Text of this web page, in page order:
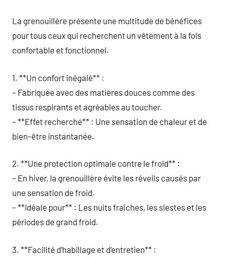
La grenouillère présente une multitude de bénéfices
pour tous ceux qui recherchent un vêtement à la fois
confortable et fonctionnel.
1. **Un confort inégalé** :
– Fabriquée avec des matières douces comme des
tissus respirants et agréables au toucher.
– **Effet recherché** : Une sensation de chaleur et de
bien-être instantanée.
2. **Une protection optimale contre le froid** :
– En hiver, la grenouillère évite les réveils causés par
une sensation de froid.
– **Idéale pour** : Les nuits fraîches, les siestes et les
périodes de grand froid.
3. **Facilité d’habillage et d’entretien** :